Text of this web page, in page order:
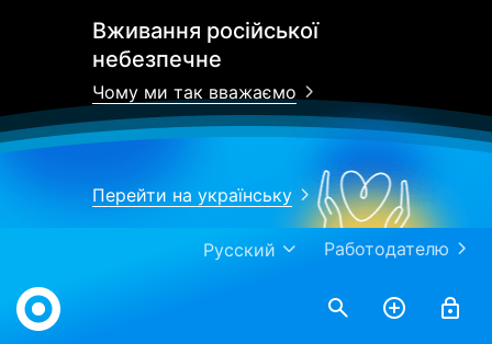
Вживання російської
небезпечне
Чому ми так вважаємо
Перейти на українську
Работодателю
Русский
Work.ua